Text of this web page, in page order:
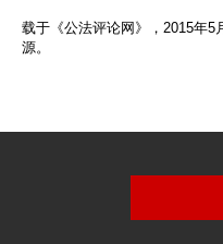
载于《公法评论网》，2015年5
源。